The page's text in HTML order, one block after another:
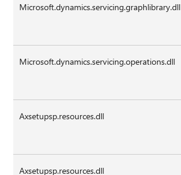
Microsoft.dynamics.servicing.graphlibrary.dll
Microsoft.dynamics.servicing.operations.dll
Axsetupsp.resources.dll
Axsetupsp.resources.dll